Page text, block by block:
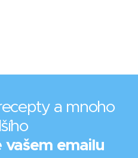
a mnoho
vašem emailu